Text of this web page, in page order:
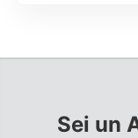
Sei un